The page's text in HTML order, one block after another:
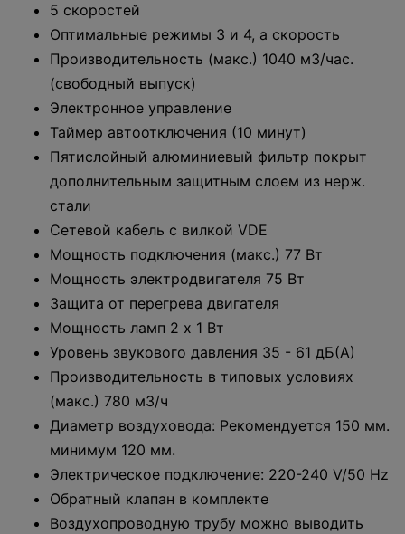
5 скоростей
Оптимальные режимы 3 и 4, а скорость
Производительность (макс.) 1040 м3/час.
(свободный выпуск)
Электронное управление
Таймер автоотключения (10 минут)
Пятислойный алюминиевый фильтр покрыт
дополнительным защитным слоем из нерж.
стали
Сетевой кабель с вилкой VDE
Мощность подключения (макс.) 77 Вт
Мощность электродвигателя 75 Вт
Защита от перегрева двигателя
Мощность ламп 2 х 1 Вт
Уровень звукового давления 35 - 61 дБ(А)
Производительность в типовых условиях
(макс.) 780 м3/ч
Диаметр воздуховода: Рекомендуется 150 мм.
минимум 120 мм.
Электрическое подключение: 220-240 V/50 Hz
Обратный клапан в комплекте
Воздухопроводную трубу можно выводить